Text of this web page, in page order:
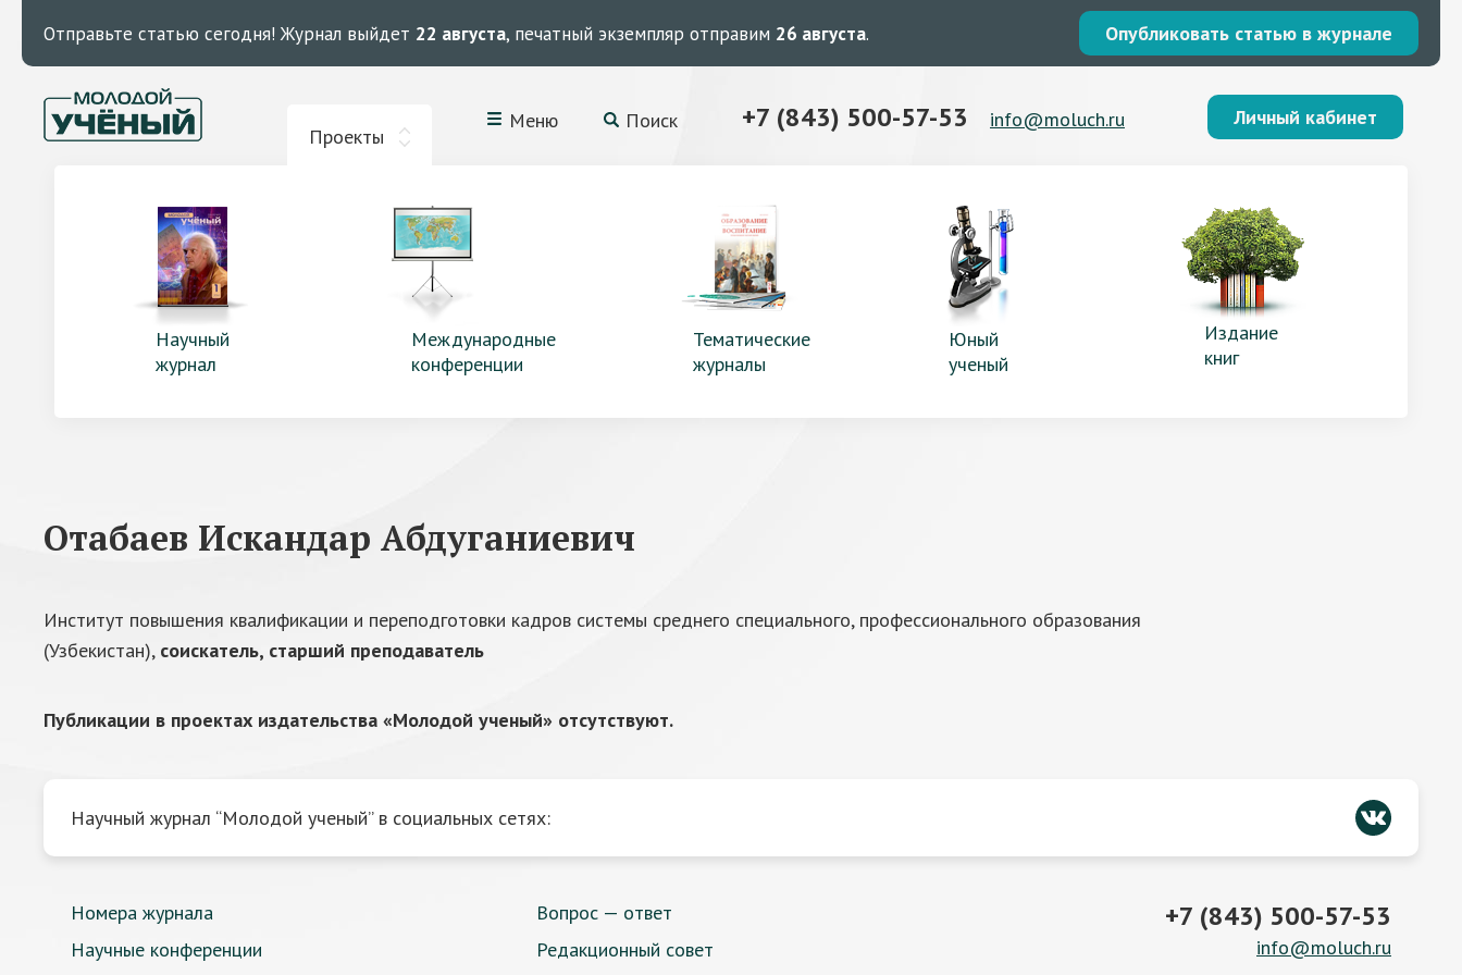
Отправьте статью сегодня! Журнал выйдет 22 августа, печатный экземпляр отправим 26 августа. Опубликовать статью в журнале
Проекты
Меню Поиск +7 (843) 500-57-53 info@moluch.ru Личный кабинет
Научный
журнал
Международные
конференции
Тематические
журналы
Юный
ученый
Издание
книг
Отабаев Искандар Абдуганиевич
Институт повышения квалификации и переподготовки кадров системы среднего специального, профессионального образования
(Узбекистан), соискатель, старший преподаватель
Публикации в проектах издательства «Молодой ученый» отсутствуют.
Научный журнал “Молодой ученый” в социальных сетях:
Номера журнала
Научные конференции
Вопрос — ответ
Редакционный совет
+7 (843) 500-57-53
info@moluch.ru